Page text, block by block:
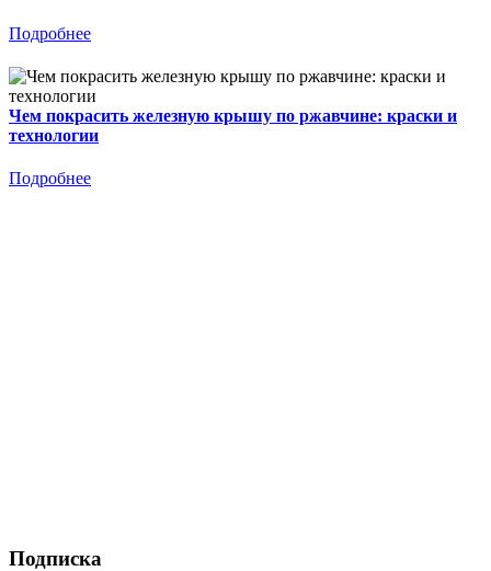
Подробнее
Чем покрасить железную крышу по ржавчине: краски и
технологии
Подробнее
Подписка